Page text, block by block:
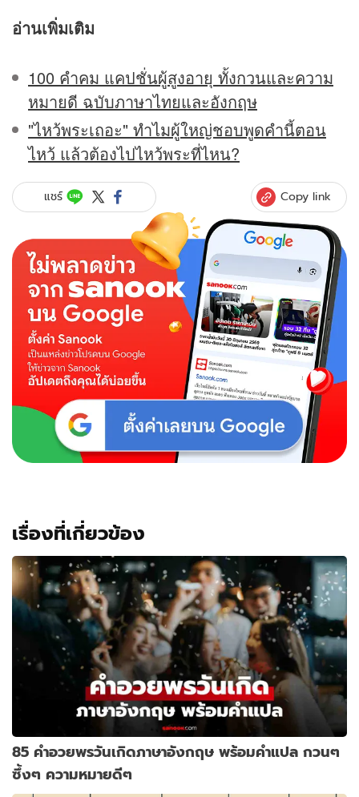
อ่านเพิ่มเติม
100 คำคม แคปชั่นผู้สูงอายุ ทั้งกวนและความ
หมายดี ฉบับภาษาไทยและอังกฤษ
"ไหว้พระเถอะ" ทำไมผู้ใหญ่ชอบพูดคำนี้ตอน
ไหว้ แล้วต้องไปไหว้พระที่ไหน?
แชร์ Copy link
เรื่องที่เกี่ยวข้อง
85 คําอวยพรวันเกิดภาษาอังกฤษ พร้อมคำแปล กวนๆ
ซึ้งๆ ความหมายดีๆ